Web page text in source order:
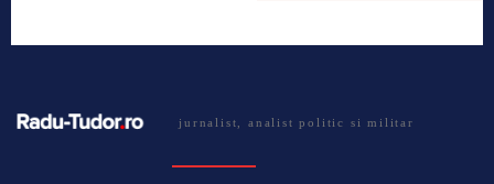
jurnalist, analist politic si militar